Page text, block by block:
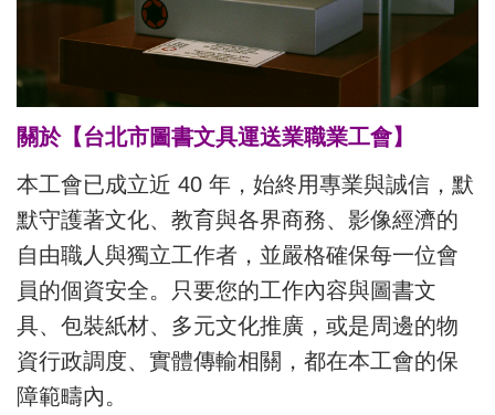
關於【台北市圖書文具運送業職業工會】
本工會已成立近 40 年，始終用專業與誠信，默
默守護著文化、教育與各界商務、影像經濟的
自由職人與獨立工作者，並嚴格確保每一位會
員的個資安全。只要您的工作內容與圖書文
具、包裝紙材、多元文化推廣，或是周邊的物
資行政調度、實體傳輸相關，都在本工會的保
障範疇內。